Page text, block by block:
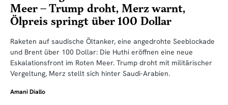
Meer – Trump droht, Merz warnt,
Ölpreis springt über 100 Dollar
Raketen auf saudische Öltanker, eine angedrohte Seeblockade
und Brent über 100 Dollar: Die Huthi eröffnen eine neue
Eskalationsfront im Roten Meer. Trump droht mit militärischer
Vergeltung, Merz stellt sich hinter Saudi-Arabien.
Amani Diallo